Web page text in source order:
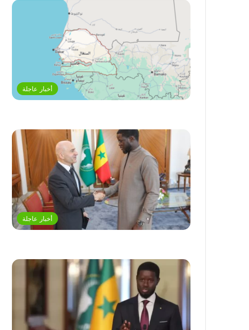
أخبار عاجلة
أخبار عاجلة